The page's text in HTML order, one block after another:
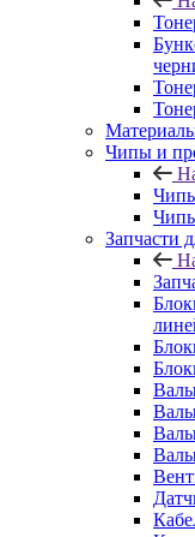
Чипы и
Запчасти